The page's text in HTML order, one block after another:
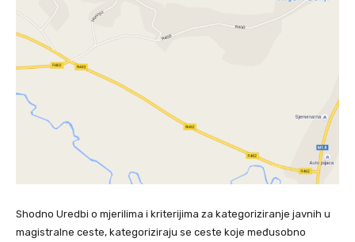
Shodno Uredbi o mjerilima i kriterijima za kategoriziranje javnih u
magistralne ceste, kategoriziraju se ceste koje međusobno